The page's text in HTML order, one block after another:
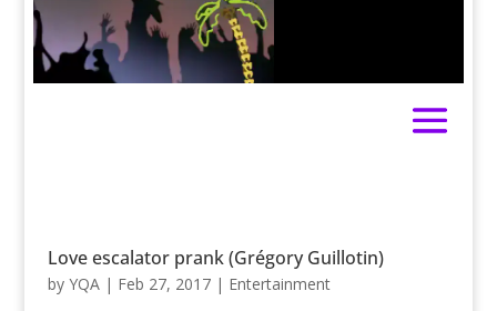
Love escalator prank (Grégory Guillotin)
by YQA| Feb 27, 2017| Entertainment